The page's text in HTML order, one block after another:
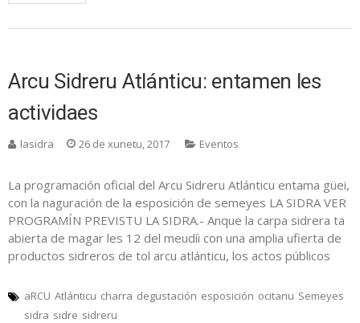
Arcu Sidreru Atlánticu: entamen les
actividaes
lasidra 26 de xunetu, 2017 Eventos
La programación oficial del Arcu Sidreru Atlánticu entama güei,
con la naguración de la esposición de semeyes LA SIDRA VER
PROGRAMÍN PREVISTU LA SIDRA.- Anque la carpa sidrera ta
abierta de magar les 12 del meudíi con una amplia ufierta de
productos sidreros de tol arcu atlánticu, los actos públicos
aRCU Atlánticu charra degustación esposición ocitanu Semeyes
sidra sidre sidreru